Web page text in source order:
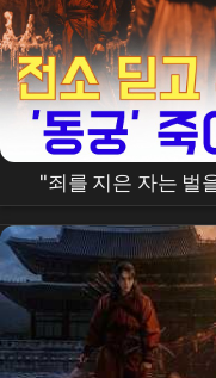
"죄를 지은 자는 벌
궁 ', 전소 위